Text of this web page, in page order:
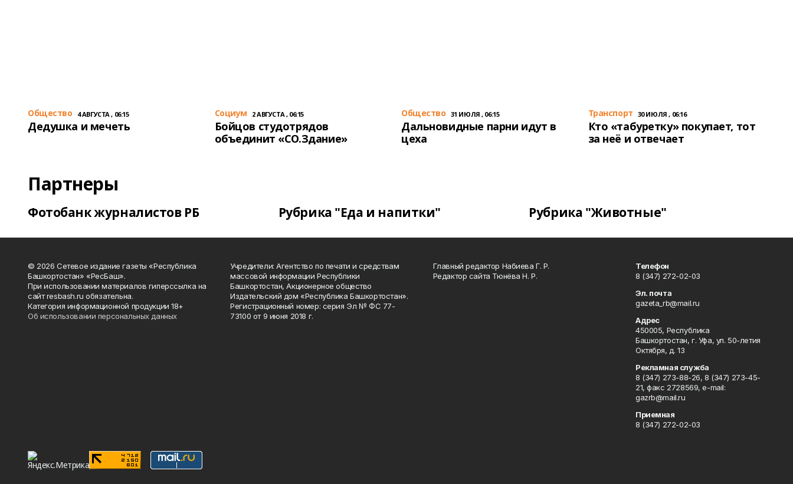
Общество 4 АВГУСТА , 06:15
Дедушка и мечеть
Cоциум 2 АВГУСТА , 06:15
Бойцов студотрядов
объединит «СО.Здание»
Общество 31 ИЮЛЯ , 06:15
Дальновидные парни идут в
цеха
Транспорт 30 ИЮЛЯ , 06:16
Кто «табуретку» покупает, тот
за неё и отвечает
Партнеры
Фотобанк журналистов РБ Рубрика "Еда и напитки" Рубрика "Животные"
© 2026 Сетевое издание газеты «Республика
Башкортостан» «РесБаш».
При использовании материалов гиперссылка на
сайт resbash.ru обязательна.
Категория информационной продукции 18+
Об использовании персональных данных
Учредители: Агентство по печати и средствам
массовой информации Республики
Башкортостан, Акционерное общество
Издательский дом «Республика Башкортостан».
Регистрационный номер: серия Эл № ФС 77-
73100 от 9 июня 2018 г.
Главный редактор Набиева Г. Р.
Редактор сайта Тюнёва Н. Р.
Телефон
8 (347) 272-02-03
Эл. почта
gazeta_rb@mail.ru
Адрес
450005, Республика
Башкортостан, г. Уфа, ул. 50-летия
Октября, д. 13
Рекламная служба
8 (347) 273-88-26, 8 (347) 273-45-
21, факс 2728569, e-mail:
gazrb@mail.ru
Приемная
8 (347) 272-02-03